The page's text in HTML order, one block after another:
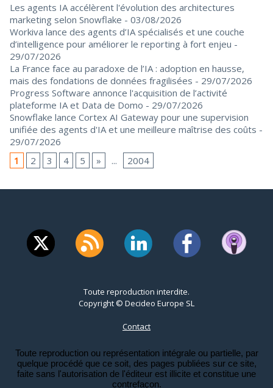
Les agents IA accélèrent l'évolution des architectures
marketing selon Snowflake - 03/08/2026
Workiva lance des agents d’IA spécialisés et une couche
d’intelligence pour améliorer le reporting à fort enjeu -
29/07/2026
La France face au paradoxe de l’IA : adoption en hausse,
mais des fondations de données fragilisées - 29/07/2026
Progress Software annonce l'acquisition de l’activité
plateforme IA et Data de Domo - 29/07/2026
Snowflake lance Cortex AI Gateway pour une supervision
unifiée des agents d'IA et une meilleure maîtrise des coûts -
29/07/2026
1
2 3 4 5 » ... 2004
Toute reproduction interdite.
Copyright © Decideo Europe SL
Contact
Toute reproduction ou représentation intégrale ou partielle, par
quelque procédé que ce soit, des pages publiées sur ce site,
faite sans l'autorisation de l'éditeur est illicite et constitue une
contrefaçon.